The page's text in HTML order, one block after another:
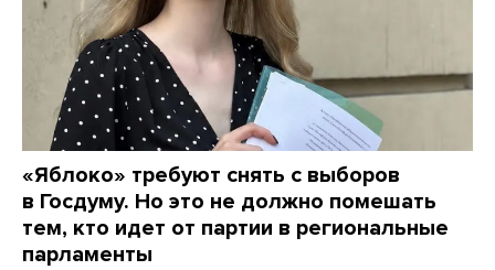
«Яблоко» требуют снять с выборов
в Госдуму. Но это не должно помешать
тем, кто идет от партии в региональные
парламенты